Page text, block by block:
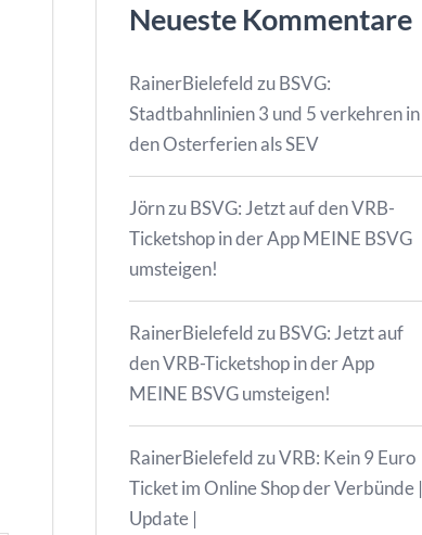
Neueste Kommentare
RainerBielefeld zuBSVG:
Stadtbahnlinien 3 und 5 verkehren in
den Osterferien als SEV
JörnzuBSVG: Jetzt auf den VRB-
Ticketshop in der App MEINE BSVG
umsteigen!
RainerBielefeld zuBSVG: Jetzt auf
den VRB-Ticketshop in der App
MEINE BSVG umsteigen!
RainerBielefeld zuVRB: Kein 9 Euro
Ticket im Online Shop der Verbünde |
Update |